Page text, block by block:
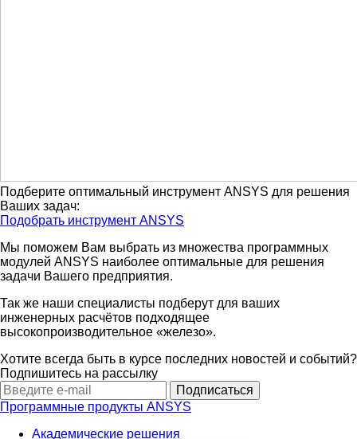
Подберите оптимальный инструмент ANSYS для решения
Ваших задач:
Подобрать инструмент ANSYS
Мы поможем Вам выбрать из множества программных
модулей ANSYS наиболее оптимальные для решения
задачи Вашего предприятия.
Так же наши специалисты подберут для ваших
инженерных расчётов подходящее
высокопроизводительное «железо».
Хотите всегда быть в курсе последних новостей и событий?
Подпишитесь на рассылку
Программные продукты ANSYS
Академические решения